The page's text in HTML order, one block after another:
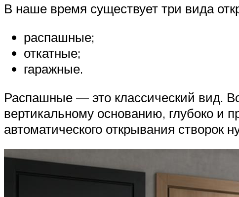
В наше время существует три вида
распашные;
откатные;
гаражные.
Распашные — это классический вид.
вертикальному основанию, глубоко и
автоматического открывания створок